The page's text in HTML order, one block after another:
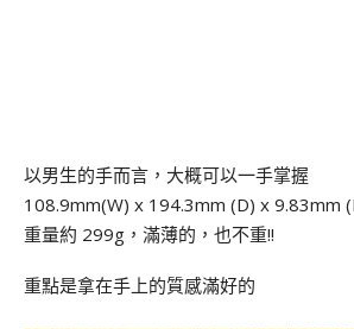
以男生的手而言，大概可以一手掌握
108.9mm(W) x 194.3mm (D) x 9.83mm
重量約 299g，滿薄的，也不重!!
重點是拿在手上的質感滿好的